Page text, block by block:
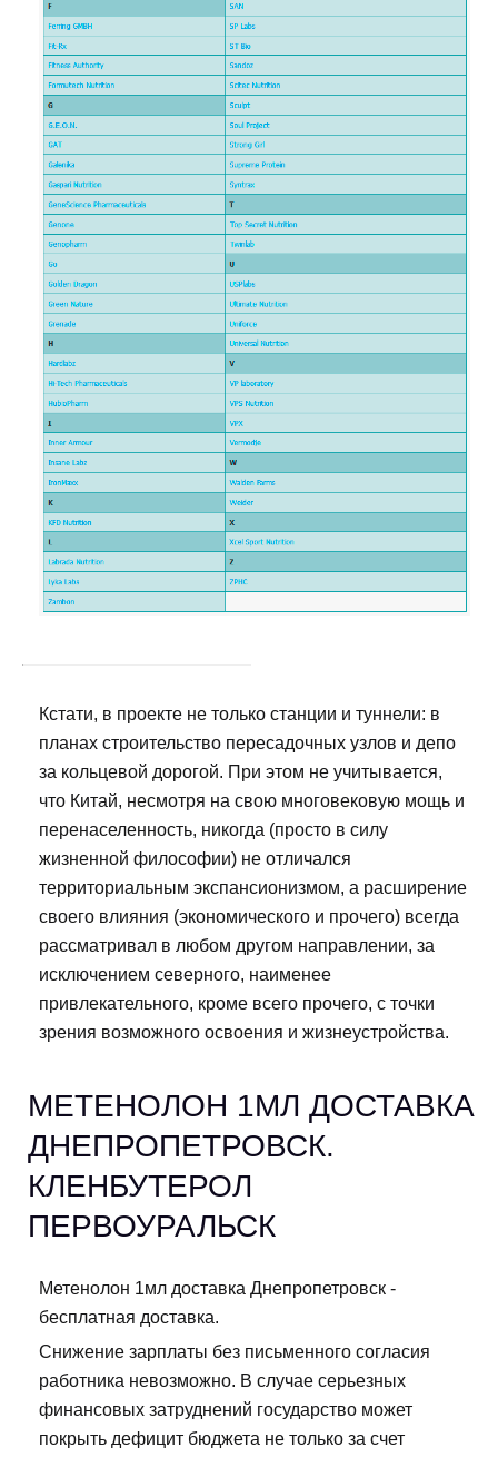
Кстати, в проекте не только станции и туннели: в
планах строительство пересадочных узлов и депо
за кольцевой дорогой. При этом не учитывается,
что Китай, несмотря на свою многовековую мощь и
перенаселенность, никогда (просто в силу
жизненной философии) не отличался
территориальным экспансионизмом, а расширение
своего влияния (экономического и прочего) всегда
рассматривал в любом другом направлении, за
исключением северного, наименее
привлекательного, кроме всего прочего, с точки
зрения возможного освоения и жизнеустройства.
МЕТЕНОЛОН 1МЛ ДОСТАВКА
ДНЕПРОПЕТРОВСК.
КЛЕНБУТЕРОЛ
ПЕРВОУРАЛЬСК
Метенолон 1мл доставка Днепропетровск -
бесплатная доставка.
Снижение зарплаты без письменного согласия
работника невозможно. В случае серьезных
финансовых затруднений государство может
покрыть дефицит бюджета не только за счет